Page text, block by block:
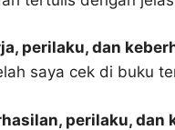
perilaku, dan
saya cek di buku
perilaku, dan